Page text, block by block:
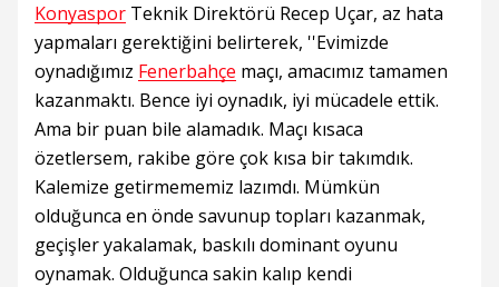
Konyaspor Teknik Direktörü Recep Uçar, az hata
yapmaları gerektiğini belirterek, ''Evimizde
oynadığımız Fenerbahçe maçı, amacımız tamamen
kazanmaktı. Bence iyi oynadık, iyi mücadele ettik.
Ama bir puan bile alamadık. Maçı kısaca
özetlersem, rakibe göre çok kısa bir takımdık.
Kalemize getirmememiz lazımdı. Mümkün
olduğunca en önde savunup topları kazanmak,
geçişler yakalamak, baskılı dominant oyunu
oynamak. Olduğunca sakin kalıp kendi